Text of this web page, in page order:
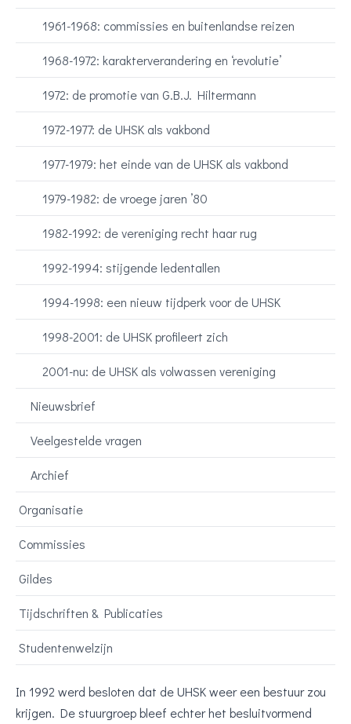
1961-1968: commissies en buitenlandse reizen
1968-1972: karakterverandering en ‘revolutie’
1972: de promotie van G.B.J. Hiltermann
1972-1977: de UHSK als vakbond
1977-1979: het einde van de UHSK als vakbond
1979-1982: de vroege jaren ’80
1982-1992: de vereniging recht haar rug
1992-1994: stijgende ledentallen
1994-1998: een nieuw tijdperk voor de UHSK
1998-2001: de UHSK profileert zich
2001-nu: de UHSK als volwassen vereniging
Nieuwsbrief
Veelgestelde vragen
Archief
Organisatie
Commissies
Gildes
Tijdschriften & Publicaties
Studentenwelzijn
In 1992 werd besloten dat de UHSK weer een bestuur zou
krijgen. De stuurgroep bleef echter het besluitvormend